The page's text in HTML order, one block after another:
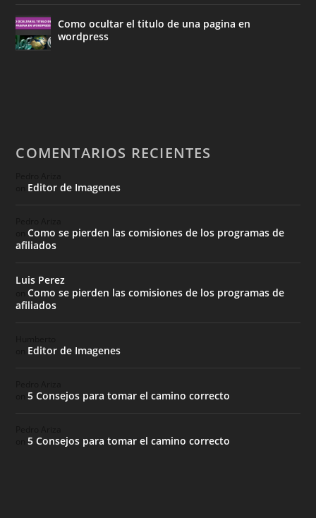
Como ocultar el titulo de una pagina en
wordpress
COMENTARIOS RECIENTES
Editor de Imagenes
onComo se pierden las comisiones de los programas de
afiliados
Luis Perez
onComo se pierden las comisiones de los programas de
afiliados
Editor de Imagenes
on5 Consejos para tomar el camino correcto
on5 Consejos para tomar el camino correcto